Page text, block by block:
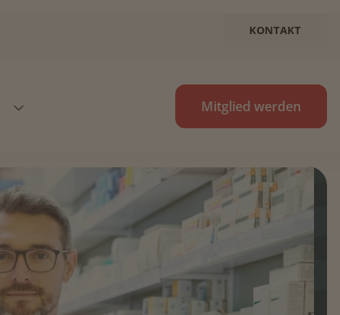
KONTAKT
Mitglied werden